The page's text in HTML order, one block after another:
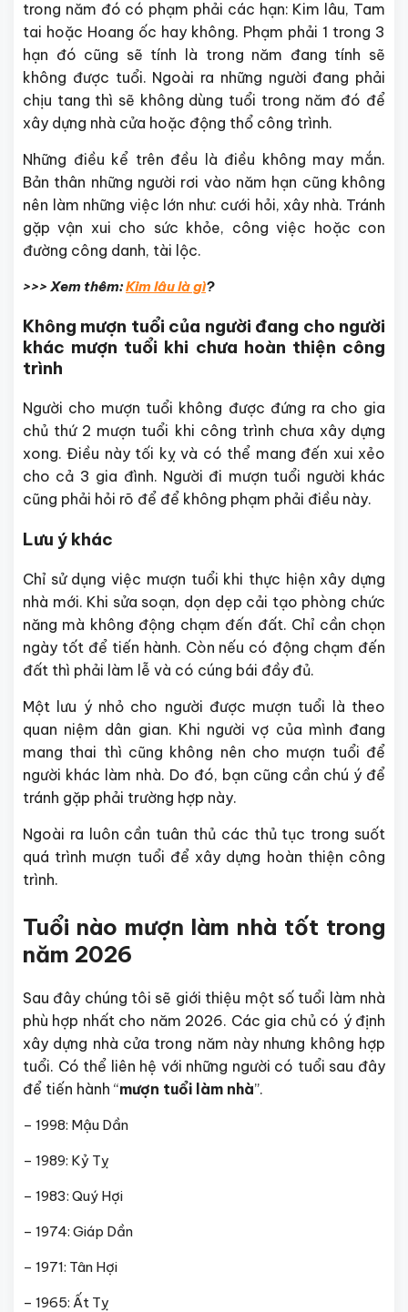
trong năm đó có phạm phải các hạn: Kim lâu, Tam
tai hoặc Hoang ốc hay không. Phạm phải 1 trong 3
hạn đó cũng sẽ tính là trong năm đang tính sẽ
không được tuổi. Ngoài ra những người đang phải
chịu tang thì sẽ không dùng tuổi trong năm đó để
xây dựng nhà cửa hoặc động thổ công trình.
Những điều kể trên đều là điều không may mắn.
Bản thân những người rơi vào năm hạn cũng không
nên làm những việc lớn như: cưới hỏi, xây nhà. Tránh
gặp vận xui cho sức khỏe, công việc hoặc con
đường công danh, tài lộc.
>>> Xem thêm:Kim lâu là gì?
Không mượn tuổi của người đang cho người
khác mượn tuổi khi chưa hoàn thiện công
trình
Người cho mượn tuổi không được đứng ra cho gia
chủ thứ 2 mượn tuổi khi công trình chưa xây dựng
xong. Điều này tối kỵ và có thể mang đến xui xẻo
cho cả 3 gia đình. Người đi mượn tuổi người khác
cũng phải hỏi rõ để để không phạm phải điều này.
Lưu ý khác
Chỉ sử dụng việc mượn tuổi khi thực hiện xây dựng
nhà mới. Khi sửa soạn, dọn dẹp cải tạo phòng chức
năng mà không động chạm đến đất. Chỉ cần chọn
ngày tốt để tiến hành. Còn nếu có động chạm đến
đất thì phải làm lễ và có cúng bái đầy đủ.
Một lưu ý nhỏ cho người được mượn tuổi là theo
quan niệm dân gian. Khi người vợ của mình đang
mang thai thì cũng không nên cho mượn tuổi để
người khác làm nhà. Do đó, bạn cũng cần chú ý để
tránh gặp phải trường hợp này.
Ngoài ra luôn cần tuân thủ các thủ tục trong suốt
quá trình mượn tuổi để xây dựng hoàn thiện công
trình.
Tuổi nào mượn làm nhà tốt trong
năm 2026
Sau đây chúng tôi sẽ giới thiệu một số tuổi làm nhà
phù hợp nhất cho năm 2026. Các gia chủ có ý định
xây dựng nhà cửa trong năm này nhưng không hợp
tuổi. Có thể liên hệ với những người có tuổi sau đây
để tiến hành “mượn tuổi làm nhà”.
– 1998: Mậu Dần
– 1989: Kỷ Tỵ
– 1983: Quý Hợi
– 1974: Giáp Dần
– 1971: Tân Hợi
– 1965: Ất Tỵ